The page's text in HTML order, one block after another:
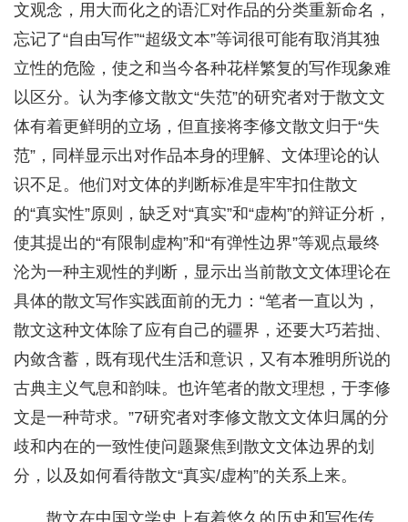
文观念，用大而化之的语汇对作品的分类重新命名，
忘记了“自由写作”“超级文本”等词很可能有取消其独
立性的危险，使之和当今各种花样繁复的写作现象难
以区分。认为李修文散文“失范”的研究者对于散文文
体有着更鲜明的立场，但直接将李修文散文归于“失
范”，同样显示出对作品本身的理解、文体理论的认
识不足。他们对文体的判断标准是牢牢扣住散文
的“真实性”原则，缺乏对“真实”和“虚构”的辩证分析，
使其提出的“有限制虚构”和“有弹性边界”等观点最终
沦为一种主观性的判断，显示出当前散文文体理论在
具体的散文写作实践面前的无力：“笔者一直以为，
散文这种文体除了应有自己的疆界，还要大巧若拙、
内敛含蓄，既有现代生活和意识，又有本雅明所说的
古典主义气息和韵味。也许笔者的散文理想，于李修
文是一种苛求。”7研究者对李修文散文文体归属的分
歧和内在的一致性使问题聚焦到散文文体边界的划
分，以及如何看待散文“真实/虚构”的关系上来。